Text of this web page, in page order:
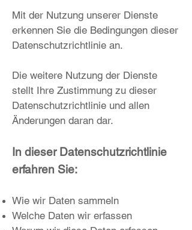
Mit der Nutzung unserer Dienste
erkennen Sie die Bedingungen dieser
Datenschutzrichtlinie an.
Die weitere Nutzung der Dienste
stellt Ihre Zustimmung zu dieser
Datenschutzrichtlinie und allen
Änderungen daran dar.
In dieser Datenschutzrichtlinie
erfahren Sie:
Wie wir Daten sammeln
Welche Daten wir erfassen